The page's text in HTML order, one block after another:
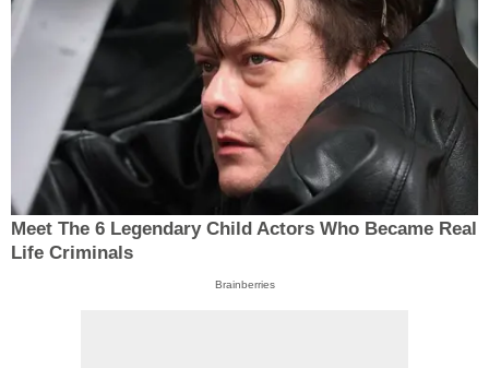
Meet The 6 Legendary Child Actors Who Became Real
Life Criminals
Brainberries